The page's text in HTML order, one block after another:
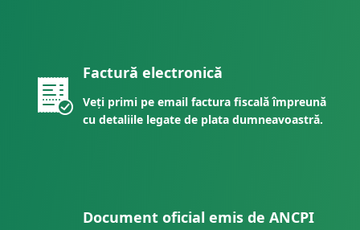
Factură electronică
Veți primi pe email factura fiscală împreună
cu detaliile legate de plata dumneavoastră.
Document oficial emis de ANCPI